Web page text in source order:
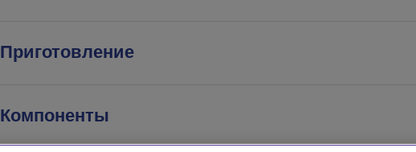
Приготовление
Компоненты